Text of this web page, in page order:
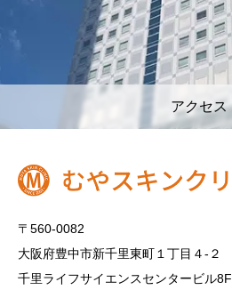
アクセス
〒560-0082
大阪府豊中市新千里東町１丁目４‐２
千里ライフサイエンスセンタービル8F